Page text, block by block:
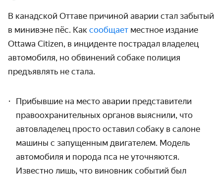
В канадской Оттаве причиной аварии стал забытый
в минивэне пёс. Как сообщает местное издание
Ottawa Citizen, в инциденте пострадал владелец
автомобиля, но обвинений собаке полиция
предъявлять не стала.
Прибывшие на место аварии представители
правоохранительных органов выяснили, что
автовладелец просто оставил собаку в салоне
машины с запущенным двигателем. Модель
автомобиля и порода пса не уточняются.
Известно лишь, что виновник событий был